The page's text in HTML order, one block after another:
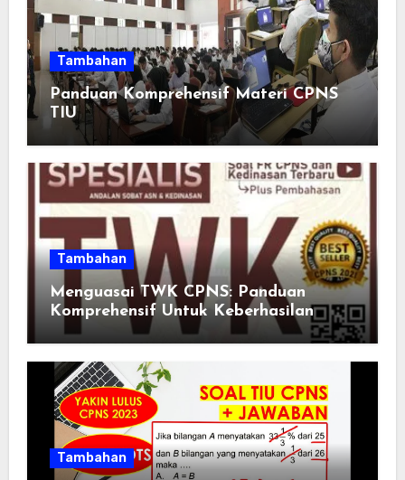
Tambahan
Panduan Komprehensif Materi CPNS
TIU
Tambahan
Menguasai TWK CPNS: Panduan
Komprehensif Untuk Keberhasilan
Tambahan